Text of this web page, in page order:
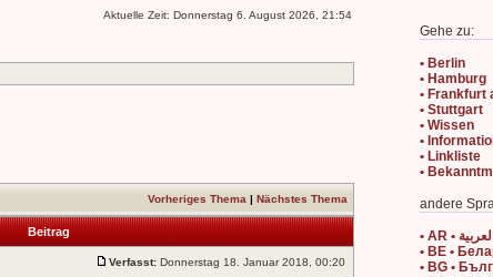
Aktuelle Zeit: Donnerstag 6. August 2026, 21:54
Vorheriges Thema | Nächstes Thema
Beitrag
Verfasst: Donnerstag 18. Januar 2018, 00:20
Gehe zu:
• Berlin
• Hamburg
• Frankfurt
• Stuttgart
• Wissen
•
• Linkliste
•
andere
• AR • العربية
• BE •
• BG •